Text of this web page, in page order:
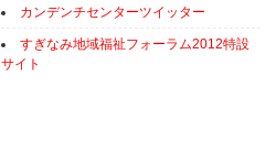
カンデンチセンターツイッター
すぎなみ地域福祉フォーラム2012特設
サイト